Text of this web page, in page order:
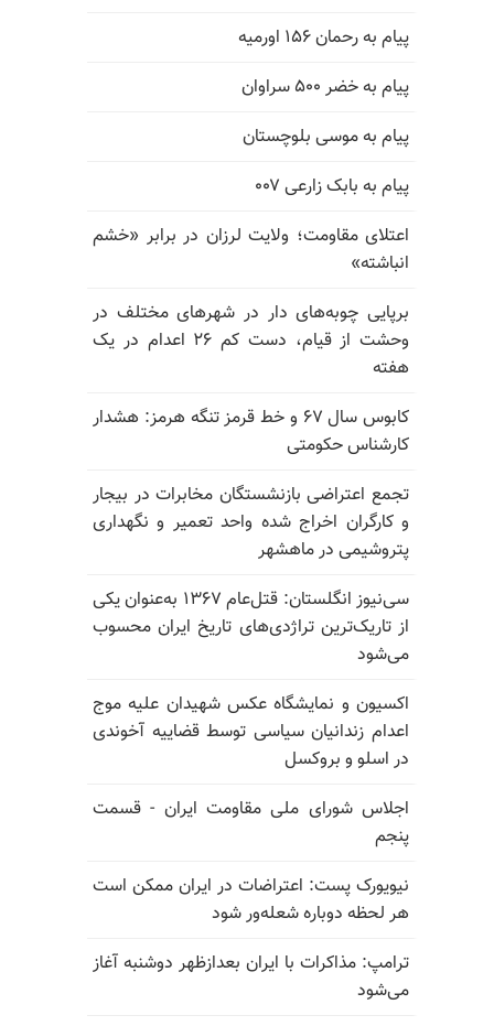
پیام به رحمان ۱۵۶ اورمیه
پیام به خضر ۵۰۰ سراوان
پیام به موسی بلوچستان
پیام به بابک زارعی ۰۰۷
اعتلای مقاومت؛ ولایت لرزان در برابر «خشم
انباشته»
برپایی چوبه‌های دار در شهرهای مختلف در
وحشت از قیام، دست کم ۲۶ اعدام در یک
هفته
کابوس سال ۶۷ و خط قرمز تنگه هرمز: هشدار
کارشناس حکومتی
تجمع اعتراضی بازنشستگان مخابرات در بیجار
و کارگران اخراج شده واحد تعمیر و نگهداری
پتروشیمی در ماهشهر
سی‌نیوز انگلستان: قتل‌عام ۱۳۶۷ به‌عنوان یکی
از تاریک‌ترین تراژدی‌های تاریخ ایران محسوب
می‌شود
اکسیون و نمایشگاه عکس شهیدان علیه موج
اعدام زندانیان سیاسی توسط قضاییه آخوندی
در اسلو و بروکسل
اجلاس شورای ملی مقاومت ایران - قسمت
پنجم
نیویورک پست: اعتراضات در ایران ممکن است
هر لحظه دوباره شعله‌ور شود
ترامپ: مذاکرات با ایران بعدازظهر دوشنبه آغاز
می‌شود